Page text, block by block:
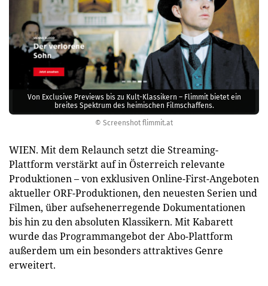
© Screenshot flimmit.at
Von Exclusive Previews bis zu Kult-Klassikern – Flimmit bietet ein
breites Spektrum des heimischen Filmschaffens.
WIEN. Mit dem Relaunch setzt die Streaming-
Plattform verstärkt auf in Österreich relevante
Produktionen – von exklusiven Online-First-Angeboten
aktueller ORF-Produktionen, den neuesten Serien und
Filmen, über aufsehenerregende Dokumentationen
bis hin zu den absoluten Klassikern. Mit Kabarett
wurde das Programmangebot der Abo-Plattform
außerdem um ein besonders attraktives Genre
erweitert.